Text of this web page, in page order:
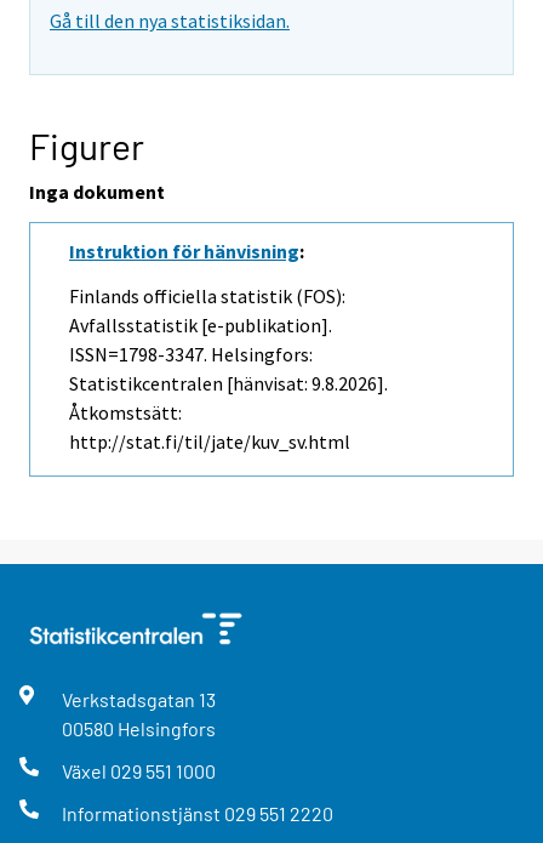
Gå till den nya statistiksidan.
Figurer
Inga dokument
Instruktion för hänvisning:
Finlands officiella statistik (FOS):
Avfallsstatistik [e-publikation].
ISSN=1798-3347. Helsingfors:
Statistikcentralen [hänvisat: 9.8.2026].
Åtkomstsätt:
http://stat.fi/til/jate/kuv_sv.html
Verkstadsgatan 13
00580 Helsingfors
Växel 029 551 1000
Informationstjänst 029 551 2220